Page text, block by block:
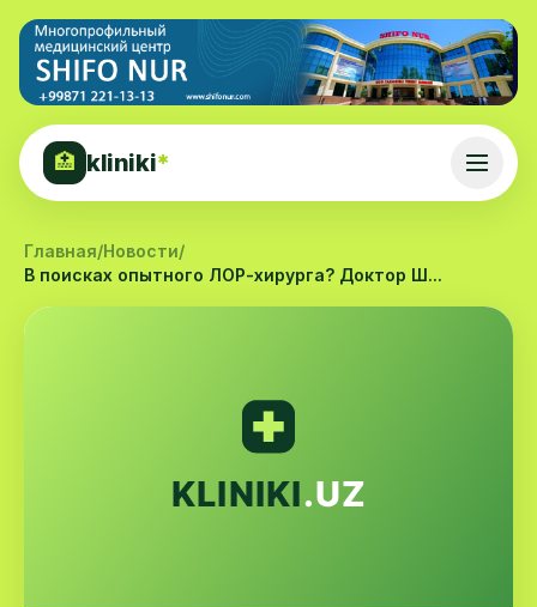
🏥 kliniki*
Главная/Новости/
В поисках опытного ЛОР-хирурга? Доктор Ш...